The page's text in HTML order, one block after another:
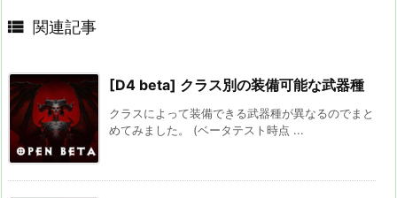
 関連記事
[D4 beta] クラス別の装備可能な武器種
クラスによって装備できる武器種が異なるのでまと
めてみました。 (ベータテスト時点 ...